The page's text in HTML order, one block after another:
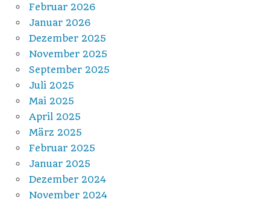
Februar 2026
Januar 2026
Dezember 2025
November 2025
September 2025
Juli 2025
Mai 2025
April 2025
März 2025
Februar 2025
Januar 2025
Dezember 2024
November 2024